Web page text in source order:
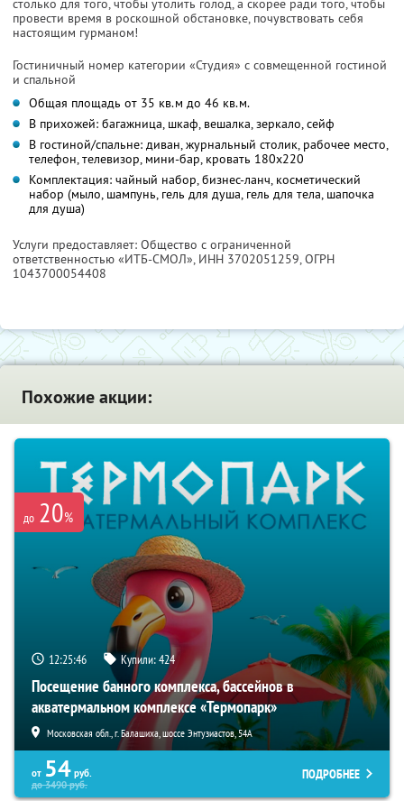
столько для того, чтобы утолить голод, а скорее ради того, чтобы
провести время в роскошной обстановке, почувствовать себя
настоящим гурманом!
Гостиничный номер категории «Студия» с совмещенной гостиной
и спальной
Общая площадь от 35 кв.м до 46 кв.м.
В прихожей: багажница, шкаф, вешалка, зеркало, сейф
В гостиной/спальне: диван, журнальный столик, рабочее место,
телефон, телевизор, мини-бар, кровать 180х220
Комплектация: чайный набор, бизнес-ланч, косметический
набор (мыло, шампунь, гель для душа, гель для тела, шапочка
для душа)
Услуги предоставляет: Общество с ограниченной
ответственностью «ИТБ-СМОЛ», ИНН 3702051259, ОГРН
1043700054408
Похожие акции:
до 20%
12:25:45 Купили:424
Посещение банного комплекса, бассейнов в
акватермальном комплексе «Термопарк»
Московская обл., г. Балашиха, шоссе Энтузиастов, 54А
от 54 руб.
до3490руб.
ПОДРОБНЕЕ